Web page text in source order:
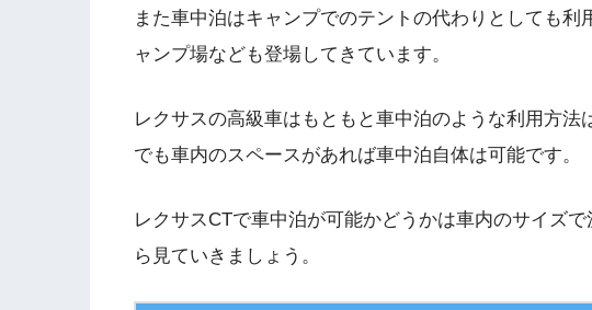
また車中泊はキャンプでのテントの代わりとしても
ャンプ場なども登場してきています。
レクサスの高級車はもともと車中泊のような利用方
でも車内のスペースがあれば車中泊自体は可能です。
レクサスCTで車中泊が可能かどうかは車内のサイズ
ら見ていきましょう。